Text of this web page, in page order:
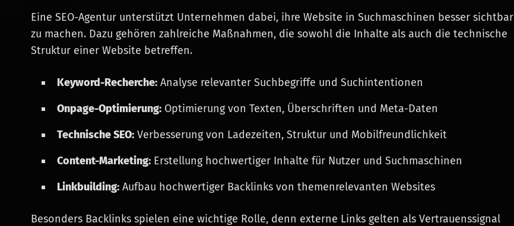
Eine SEO-Agentur unterstützt Unternehmen dabei, ihre Website in Suchmaschinen besser sichtbar
zu machen. Dazu gehören zahlreiche Maßnahmen, die sowohl die Inhalte als auch die technische
Struktur einer Website betreffen.
Keyword-Recherche: Analyse relevanter Suchbegriffe und Suchintentionen
Onpage-Optimierung: Optimierung von Texten, Überschriften und Meta-Daten
Technische SEO: Verbesserung von Ladezeiten, Struktur und Mobilfreundlichkeit
Content-Marketing: Erstellung hochwertiger Inhalte für Nutzer und Suchmaschinen
Linkbuilding: Aufbau hochwertiger Backlinks von themenrelevanten Websites
Besonders Backlinks spielen eine wichtige Rolle, denn externe Links gelten als Vertrauenssignal